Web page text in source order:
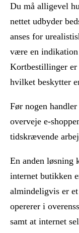
Du må alligevel
nettet udbyder
anses for
være en
Kortbestillinger er
hvilket beskytter
Før nogen
overveje e-
tidskrævende
En anden løsning
internet butikken
almindeligvis er
opererer i
samt at internet